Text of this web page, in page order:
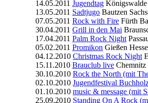
14.05.2011 Jugendtag Königswalde
13.05.2011 Sadtjugo Bautzen
07.05.2011 Rock with Fire Fürth
30.04.2011 Grill in den Mai
17.04.2011 Palm Rock Night
05.02.2011 Promikon Gießen
04.12.2010 Christmas Rock Night
15.11.2010 Brauclub live Chemnitz
30.10.2010 Rock the North (mit
02.10.2010 Jugendfestival
01.10.2010 music & message (mit
25.09.2010 Standing On A Rock